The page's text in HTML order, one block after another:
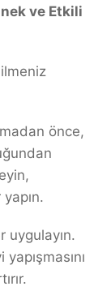
ve Etkili
önce,
uygulayın.